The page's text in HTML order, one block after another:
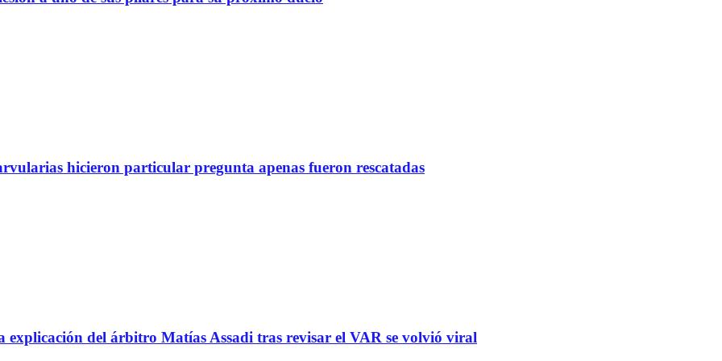
hicieron particular pregunta apenas fueron rescatadas
del árbitro Matías Assadi tras revisar el VAR se volvió viral